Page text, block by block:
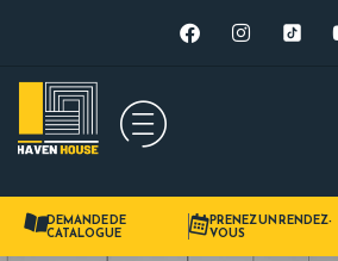
DEMANDE DE
CATALOGUE
PRENEZ UN RENDEZ-
VOUS